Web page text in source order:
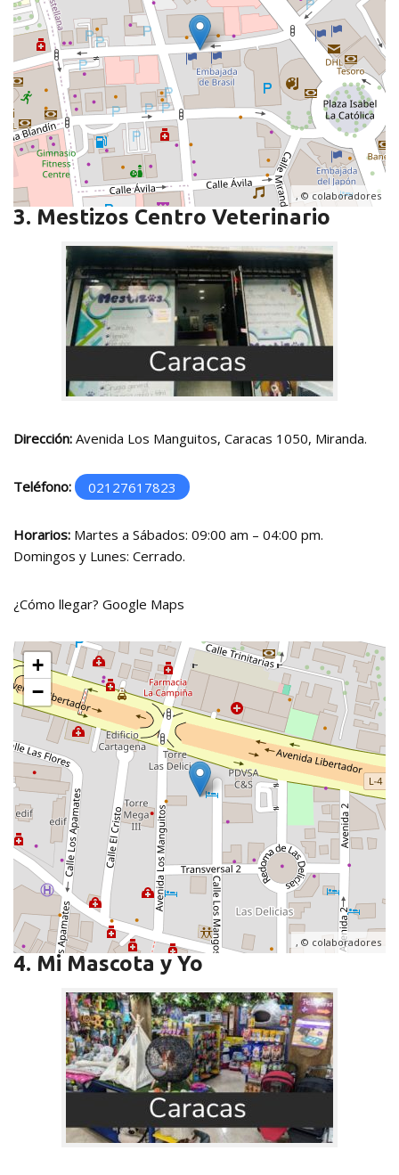
, © colaboradores
3. Mestizos Centro Veterinario
Dirección: Avenida Los Manguitos, Caracas 1050, Miranda.
Teléfono: 02127617823
Horarios: Martes a Sábados: 09:00 am – 04:00 pm.
Domingos y Lunes: Cerrado.
¿Cómo llegar? Google Maps
+
−
, © colaboradores
4. Mi Mascota y Yo